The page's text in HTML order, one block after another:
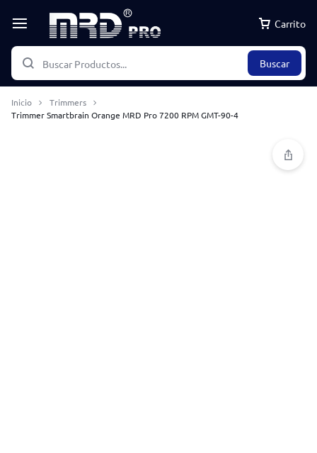
Carrito
Buscar
Inicio
Trimmers
Trimmer Smartbrain Orange MRD Pro 7200 RPM GMT-90-4